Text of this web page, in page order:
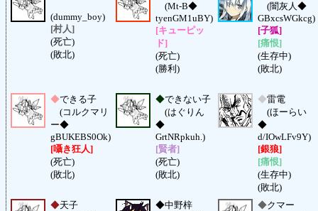
(dummy_boy)
[村人]
(死亡)
(敗北)
(Mt-B◆
tyenGM1uBY)
[キューピッ
ド]
(死亡)
(勝利)
(闇灰人◆
GBxcsWGkcg)
[子狐]
[痛恨]
(生存中)
(敗北)
◆できる子
(コルクマリ
ー◆
gBUKEBS0Ok)
[囁き狂人]
(死亡)
(敗北)
◆できない子
(はぐりん
◆
GrtNRpkuh.)
[賢者]
(死亡)
(敗北)
◆雷電
(ほーらい
◆
d/IOwLFv9Y)
[銀狼]
[痛恨]
(生存中)
(敗北)
◆天子
◆中野梓
◆クマー